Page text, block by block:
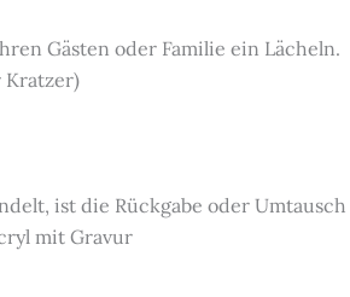
Gästen oder Familie ein Lächeln.
Kratzer)
ist die Rückgabe oder Umtausch
mit Gravur